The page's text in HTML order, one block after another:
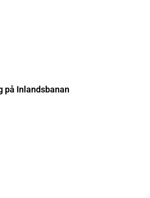
på Inlandsbanan